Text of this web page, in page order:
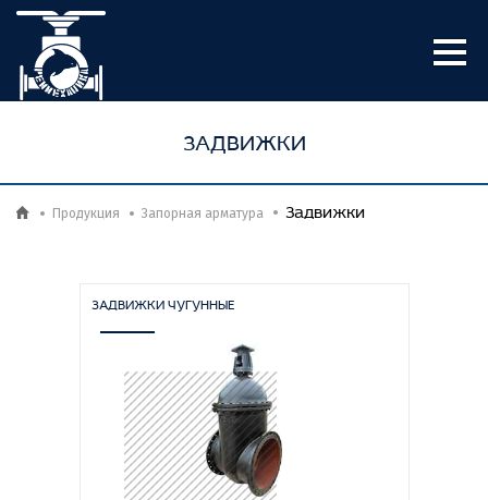
ЗАДВИЖКИ
Продукция Запорная арматура Задвижки
ЗАДВИЖКИ ЧУГУННЫЕ